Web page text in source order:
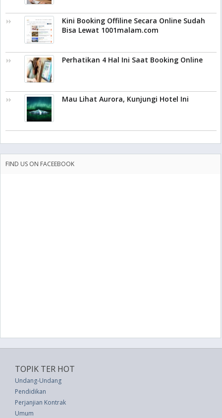
Kini Booking Offiline Secara Online Sudah
Bisa Lewat 1001malam.com
Perhatikan 4 Hal Ini Saat Booking Online
Mau Lihat Aurora, Kunjungi Hotel Ini
FIND US ON FACEEBOOK
TOPIK TER HOT
Undang-Undang
Pendidikan
Perjanjian Kontrak
Umum